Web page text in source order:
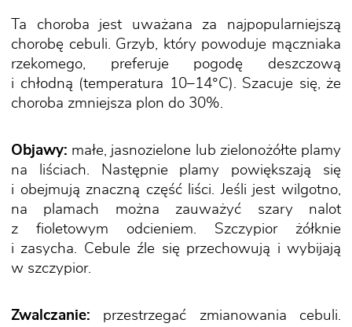
Ta choroba jest uważana za najpopularniejszą
chorobę cebuli. Grzyb, który powoduje mączniaka
rzekomego, preferuje pogodę deszczową
i chłodną (temperatura 10–14°C). Szacuje się, że
choroba zmniejsza plon do 30%.
Objawy: małe, jasnozielone lub zielonożółte plamy
na liściach. Następnie plamy powiększają się
i obejmują znaczną część liści. Jeśli jest wilgotno,
na plamach można zauważyć szary nalot
z fioletowym odcieniem. Szczypior żółknie
i zasycha. Cebule źle się przechowują i wybijają
w szczypior.
Zwalczanie: przestrzegać zmianowania cebuli.